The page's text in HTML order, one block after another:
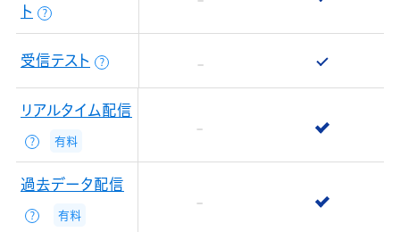
ト
？
受信テスト ？
リアルタイム配信
？ 有料
過去データ配信
？ 有料